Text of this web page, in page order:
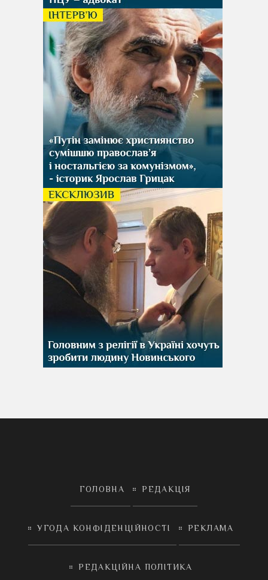
ГОЛОВНА РЕДАКЦІЯ
УГОДА КОНФІДЕНЦІЙНОСТІ РЕКЛАМА
РЕДАКЦІЙНА ПОЛІТИКА